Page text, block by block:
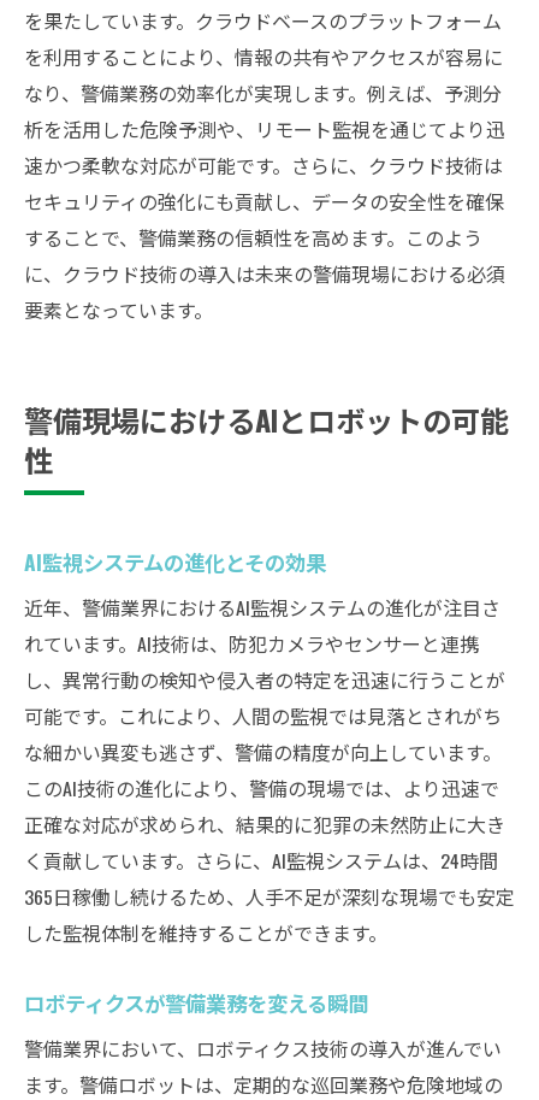
を果たしています。クラウドベースのプラットフォーム
を利用することにより、情報の共有やアクセスが容易に
なり、警備業務の効率化が実現します。例えば、予測分
析を活用した危険予測や、リモート監視を通じてより迅
速かつ柔軟な対応が可能です。さらに、クラウド技術は
セキュリティの強化にも貢献し、データの安全性を確保
することで、警備業務の信頼性を高めます。このよう
に、クラウド技術の導入は未来の警備現場における必須
要素となっています。
警備現場におけるAIとロボットの可能
性
AI監視システムの進化とその効果
近年、警備業界におけるAI監視システムの進化が注目さ
れています。AI技術は、防犯カメラやセンサーと連携
し、異常行動の検知や侵入者の特定を迅速に行うことが
可能です。これにより、人間の監視では見落とされがち
な細かい異変も逃さず、警備の精度が向上しています。
このAI技術の進化により、警備の現場では、より迅速で
正確な対応が求められ、結果的に犯罪の未然防止に大き
く貢献しています。さらに、AI監視システムは、24時間
365日稼働し続けるため、人手不足が深刻な現場でも安定
した監視体制を維持することができます。
ロボティクスが警備業務を変える瞬間
警備業界において、ロボティクス技術の導入が進んでい
ます。警備ロボットは、定期的な巡回業務や危険地域の